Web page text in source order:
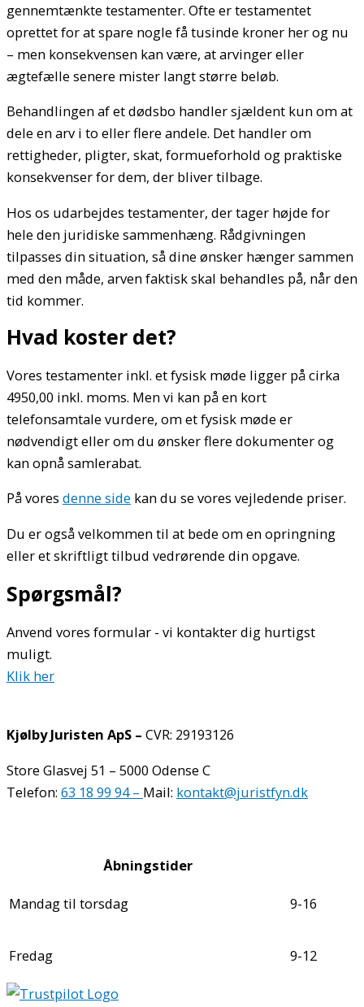
gennemtænkte testamenter. Ofte er testamentet
oprettet for at spare nogle få tusinde kroner her og nu
– men konsekvensen kan være, at arvinger eller
ægtefælle senere mister langt større beløb.
Behandlingen af et dødsbo handler sjældent kun om at
dele en arv i to eller flere andele. Det handler om
rettigheder, pligter, skat, formueforhold og praktiske
konsekvenser for dem, der bliver tilbage.
Hos os udarbejdes testamenter, der tager højde for
hele den juridiske sammenhæng. Rådgivningen
tilpasses din situation, så dine ønsker hænger sammen
med den måde, arven faktisk skal behandles på, når den
tid kommer.
Hvad koster det?
Vores testamenter inkl. et fysisk møde ligger på cirka
4950,00 inkl. moms. Men vi kan på en kort
telefonsamtale vurdere, om et fysisk møde er
nødvendigt eller om du ønsker flere dokumenter og
kan opnå samlerabat.
På vores denne side kan du se vores vejledende priser.
Du er også velkommen til at bede om en opringning
eller et skriftligt tilbud vedrørende din opgave.
Spørgsmål?
Anvend vores formular - vi kontakter dig hurtigst
muligt.
Klik her
Kjølby Juristen ApS – CVR: 29193126
Store Glasvej 51 – 5000 Odense C
Telefon: 63 18 99 94 – Mail: kontakt@juristfyn.dk
Åbningstider
Mandag til torsdag 9-16
Fredag 9-12